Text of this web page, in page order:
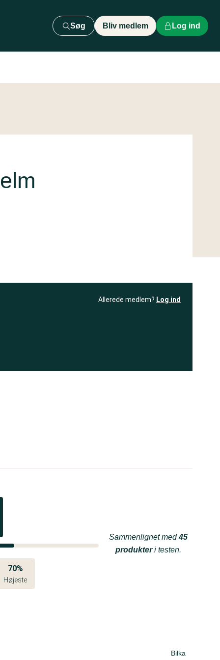
Søg Bliv medlem Log ind
Allerede medlem? Log ind
70%
Højeste
Sammenlignet med45
produkteri testen.
Bilka